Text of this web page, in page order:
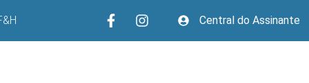
Central do Assinante